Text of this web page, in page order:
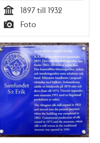
Tid
1897 till 1932
Typ
Foto